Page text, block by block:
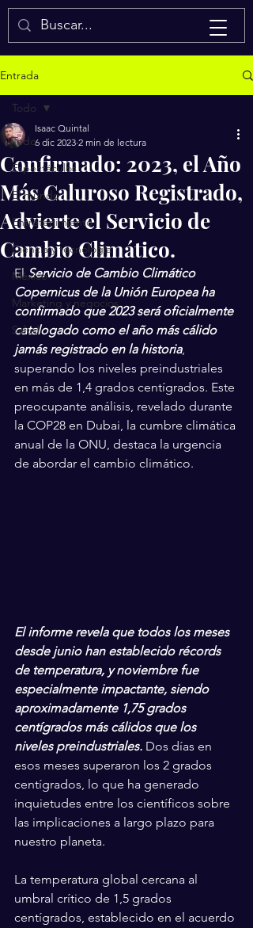
Isaac Quintal
Entrada
Todo
Espectáculos
El mundo
Entretenimiento
Ciencia y tecnología
México
Marketing y negocios
Salud
Todo
Confirmado: 2023, el Año
Más Caluroso Registrado,
Advierte el Servicio de
Cambio Climático.
Isaac Quintal
6 dic 2023 2 min de lectura
El Servicio de Cambio Climático
Copernicus de la Unión Europea ha
confirmado que 2023 será oficialmente
catalogado como el año más cálido
jamás registrado en la historia,
superando los niveles preindustriales
en más de 1,4 grados centígrados. Este
preocupante análisis, revelado durante
la COP28 en Dubai, la cumbre climática
anual de la ONU, destaca la urgencia
de abordar el cambio climático.
El informe revela que todos los meses
desde junio han establecido récords
de temperatura, y noviembre fue
especialmente impactante, siendo
aproximadamente 1,75 grados
centígrados más cálidos que los
niveles preindustriales. Dos días en
esos meses superaron los 2 grados
centígrados, lo que ha generado
inquietudes entre los científicos sobre
las implicaciones a largo plazo para
nuestro planeta.
La temperatura global cercana al
umbral crítico de 1,5 grados
centígrados, establecido en el acuerdo